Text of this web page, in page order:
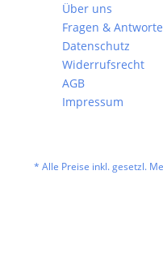
Über uns
Fragen &
Datenschutz
Widerrufsrecht
AGB
Impressum
* Alle Preise inkl. gesetzl.